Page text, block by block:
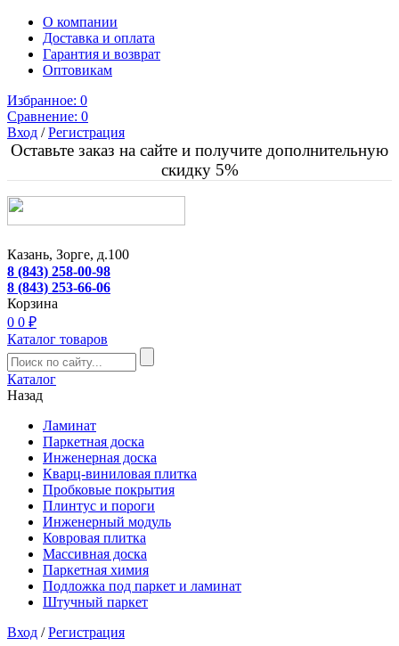
О компании
Доставка и оплата
Гарантия и возврат
Оптовикам
Избранное: 0
Сравнение: 0
Вход /Регистрация
Оставьте заказ на сайте и получите дополнительную
скидку 5%
Казань, Зорге, д.100
8 (843) 258-00-98
8 (843) 253-66-06
Корзина
0 0 ₽
Каталог товаров
Каталог
Назад
Ламинат
Паркетная доска
Инженерная доска
Кварц-виниловая плитка
Пробковые покрытия
Плинтус и пороги
Инженерный модуль
Ковровая плитка
Массивная доска
Паркетная химия
Подложка под паркет и ламинат
Штучный паркет
Вход /Регистрация